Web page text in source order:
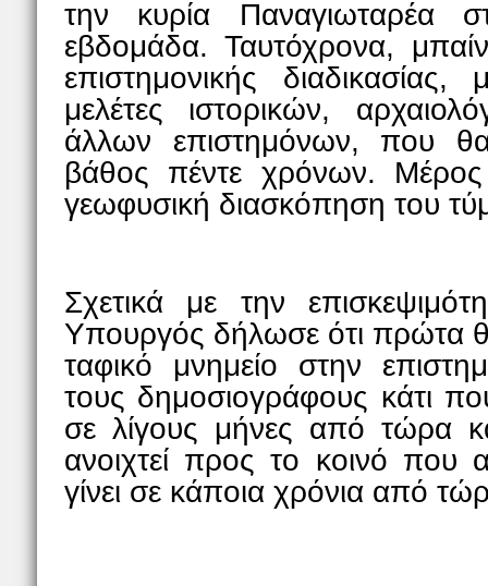
την κυρία Παναγιωταρέα
εβδομάδα. Ταυτόχρονα,
επιστημονικής διαδικασίας,
μελέτες ιστορικών,
άλλων επιστημόνων, που
βάθος πέντε χρόνων.
γεωφυσική διασκόπηση του
Σχετικά με την
Υπουργός δήλωσε ότι πρώτα
ταφικό μνημείο στην
τους δημοσιογράφους κάτι
σε λίγους μήνες από τώρα
ανοιχτεί προς το κοινό που
γίνει σε κάποια χρόνια από